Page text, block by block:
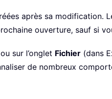
après sa
ouverture, sauf si
sur l’onglet Fichier (dans
de nombreux